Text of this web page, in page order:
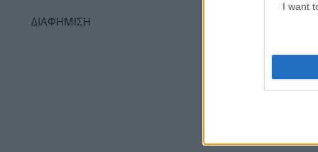
I want
ΔΙΑΦΗΜΙΣΗ